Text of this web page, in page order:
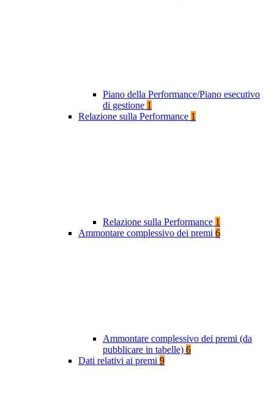
Piano della Performance/Piano esecutivo
di gestione 1
Relazione sulla Performance 1
Relazione sulla Performance 1
Ammontare complessivo dei premi 6
Ammontare complessivo dei premi (da
pubblicare in tabelle) 6
Dati relativi ai premi 9